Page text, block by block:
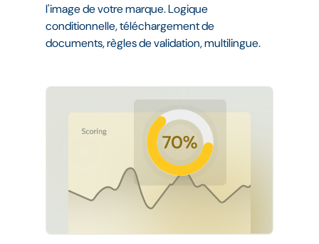
l'image de votre marque. Logique
conditionnelle, téléchargement de
documents, règles de validation, multilingue.